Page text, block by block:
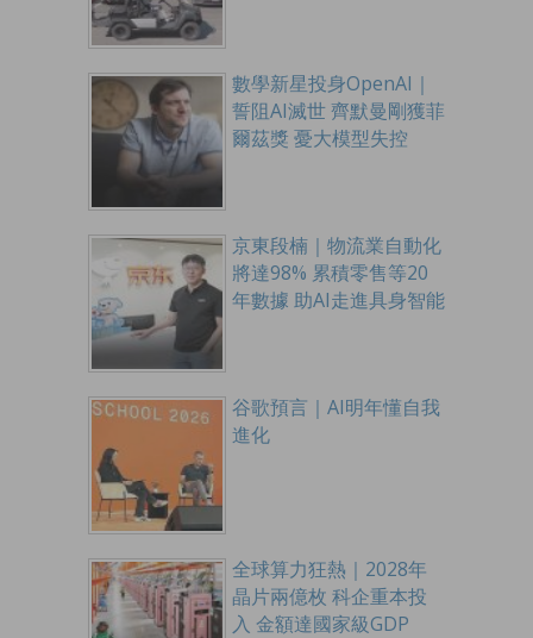
數學新星投身OpenAI｜
誓阻AI滅世 齊默曼剛獲菲
爾茲獎 憂大模型失控
京東段楠｜物流業自動化
將達98% 累積零售等20
年數據 助AI走進具身智能
谷歌預言｜AI明年懂自我
進化
全球算力狂熱｜2028年
晶片兩億枚 科企重本投
入 金額達國家級GDP